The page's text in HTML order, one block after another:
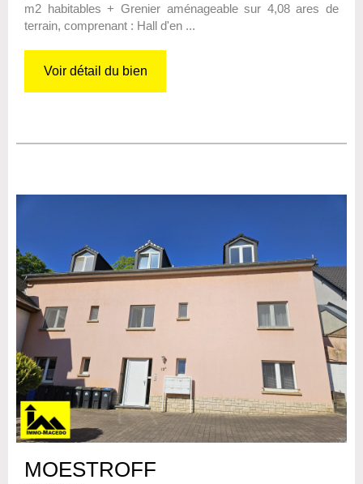
m2 habitables + Grenier aménageable sur 4,08 ares de
terrain, comprenant : Hall d'en ...
Voir détail du bien
MOESTROFF